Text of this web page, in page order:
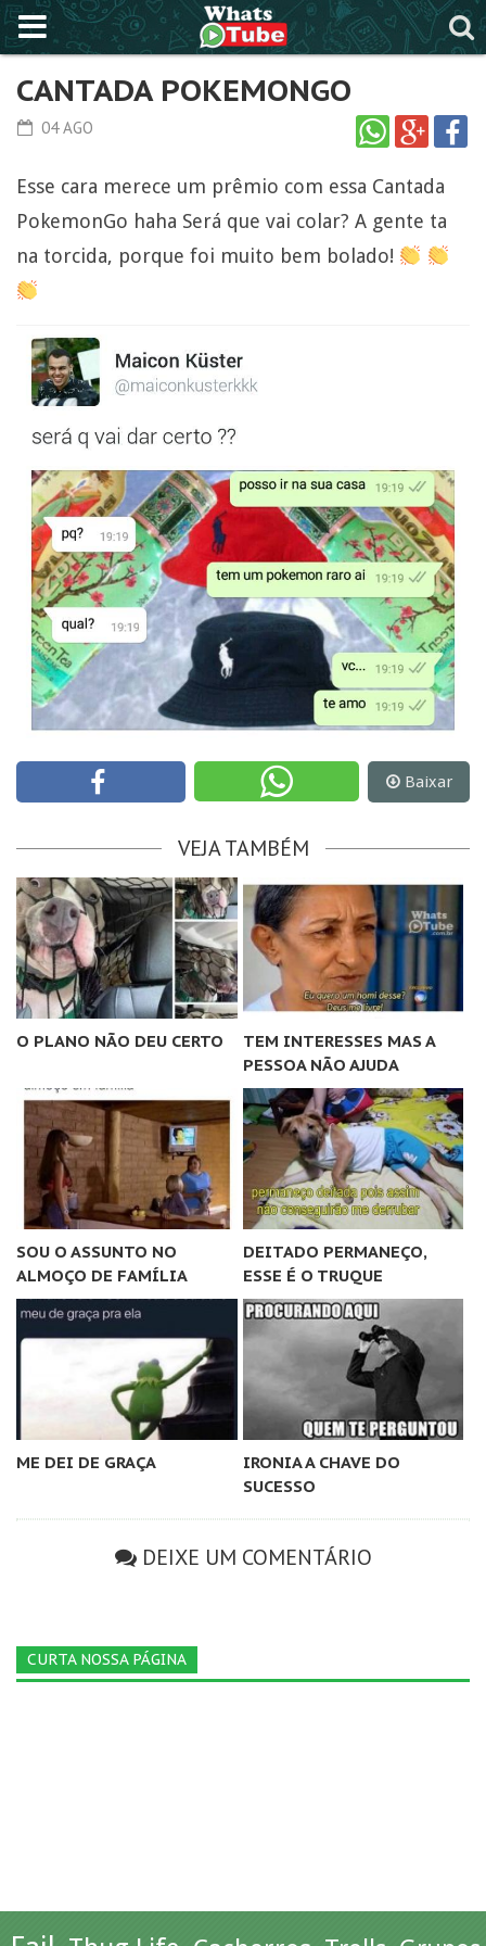
CANTADA POKEMONGO
04 AGO
Esse cara merece um prêmio com essa Cantada
PokemonGo haha Será que vai colar? A gente ta
na torcida, porque foi muito bem bolado!
Baixar
VEJA TAMBÉM
O PLANO NÃO DEU CERTO
TEM INTERESSES MAS A
PESSOA NÃO AJUDA
SOU O ASSUNTO NO
ALMOÇO DE FAMÍLIA
DEITADO PERMANEÇO,
ESSE É O TRUQUE
ME DEI DE GRAÇA
IRONIA A CHAVE DO
SUCESSO
DEIXE UM COMENTÁRIO
CURTA NOSSA PÁGINA